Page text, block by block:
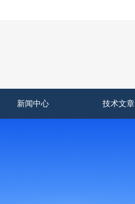
新闻中心 技术文章